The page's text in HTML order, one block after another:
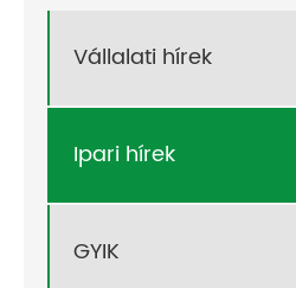
Vállalati hírek
Ipari hírek
GYIK